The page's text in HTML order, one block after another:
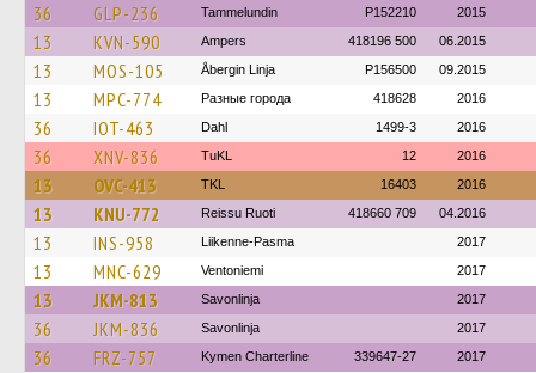
36 GLP-236 Tammelundin P152210 2015
13 KVN-590 Ampers 418196 500 06.2015
13 MOS-105 Åbergin Linja P156500 09.2015
13 MPC-774 Разные города 418628 2016
36 IOT-463 Dahl 1499-3 2016
36 XNV-836 TuKL 12 2016
13 OVC-413 TKL 16403 2016
13 KNU-772 Reissu Ruoti 418660 709 04.2016
13 INS-958 Liikenne-Pasma 2017
13 MNC-629 Ventoniemi 2017
13 JKM-813 Savonlinja 2017
36 JKM-836 Savonlinja 2017
36 FRZ-757 Kymen Charterline 339647-27 2017